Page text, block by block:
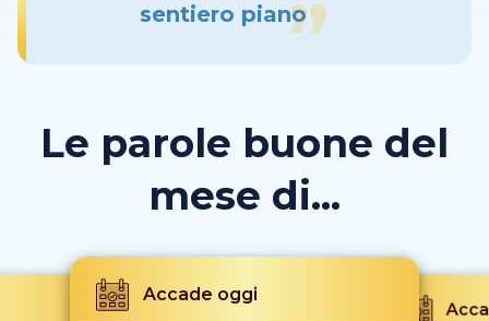
sentiero piano
Le parole buone del
mese di...
Accade oggi